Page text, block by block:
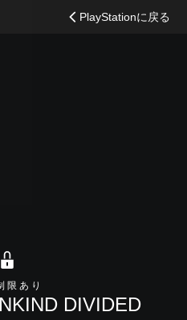
PlayStationに戻る
限あり
DIVIDED